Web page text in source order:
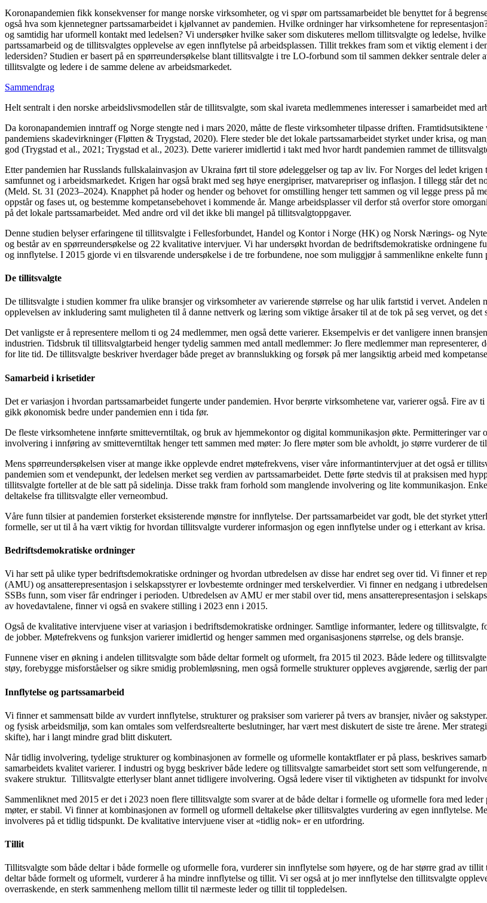
Koronapandemien fikk konsekvenser for mange norske virksomheter, og vi spør om partssamarbeidet ble benyttet for å
også hva som kjennetegner partssamarbeidet i kjølvannet av pandemien. Hvilke ordninger har virksomhetene for
og samtidig har uformell kontakt med ledelsen? Vi undersøker hvilke saker som diskuteres mellom tillitsvalgte og ledelse,
partssamarbeid og de tillitsvalgtes opplevelse av egen innflytelse på arbeidsplassen. Tillit trekkes fram som et viktig element i
ledersiden? Studien er basert på en spørreundersøkelse blant tillitsvalgte i tre LO-forbund som til sammen dekker sentrale
tillitsvalgte og ledere i de samme delene av arbeidsmarkedet.
Sammendrag
Helt sentralt i den norske arbeidslivsmodellen står de tillitsvalgte, som skal ivareta medlemmenes interesser i samarbeidet med
Da koronapandemien inntraff og Norge stengte ned i mars 2020, måtte de fleste virksomheter tilpasse driften.
pandemiens skadevirkninger (Fløtten & Trygstad, 2020). Flere steder ble det lokale partssamarbeidet styrket under krisa, og
god (Trygstad et al., 2021; Trygstad et al., 2023). Dette varierer imidlertid i takt med hvor hardt pandemien rammet de
Etter pandemien har Russlands fullskalainvasjon av Ukraina ført til store ødeleggelser og tap av liv. For Norges del ledet
samfunnet og i arbeidsmarkedet. Krigen har også brakt med seg høye energipriser, matvarepriser og inflasjon. I tillegg står
(Meld. St. 31 (2023–2024). Knapphet på hoder og hender og behovet for omstilling henger tett sammen og vil legge press på
oppstår og fases ut, og bestemme kompetansebehovet i kommende år. Mange arbeidsplasser vil derfor stå overfor store
på det lokale partssamarbeidet. Med andre ord vil det ikke bli mangel på tillitsvalgtoppgaver.
Denne studien belyser erfaringene til tillitsvalgte i Fellesforbundet, Handel og Kontor i Norge (HK) og Norsk Nærings- og
og består av en spørreundersøkelse og 22 kvalitative intervjuer. Vi har undersøkt hvordan de bedriftsdemokratiske
og innflytelse. I 2015 gjorde vi en tilsvarende undersøkelse i de tre forbundene, noe som muliggjør å sammenlikne enkelte funn
De tillitsvalgte
De tillitsvalgte i studien kommer fra ulike bransjer og virksomheter av varierende størrelse og har ulik fartstid i vervet.
opplevelsen av inkludering samt muligheten til å danne nettverk og læring som viktige årsaker til at de tok på seg vervet, og
Det vanligste er å representere mellom ti og 24 medlemmer, men også dette varierer. Eksempelvis er det vanligere innen
industrien. Tidsbruk til tillitsvalgtarbeid henger tydelig sammen med antall medlemmer: Jo flere medlemmer man
for lite tid. De tillitsvalgte beskriver hverdager både preget av brannslukking og forsøk på mer langsiktig arbeid med
Samarbeid i krisetider
Det er variasjon i hvordan partssamarbeidet fungerte under pandemien. Hvor berørte virksomhetene var, varierer også. Fire
gikk økonomisk bedre under pandemien enn i tida før.
De fleste virksomhetene innførte smitteverntiltak, og bruk av hjemmekontor og digital kommunikasjon økte. Permitteringer
involvering i innføring av smitteverntiltak henger tett sammen med møter: Jo flere møter som ble avholdt, jo større vurderer
Mens spørreundersøkelsen viser at mange ikke opplevde endret møtefrekvens, viser våre informantintervjuer at det også er
pandemien som et vendepunkt, der ledelsen merket seg verdien av partssamarbeidet. Dette førte stedvis til at praksisen med
tillitsvalgte forteller at de ble satt på sidelinja. Disse trakk fram forhold som manglende involvering og lite kommunikasjon.
deltakelse fra tillitsvalgte eller verneombud.
Våre funn tilsier at pandemien forsterket eksisterende mønstre for innflytelse. Der partssamarbeidet var godt, ble det styrket
formelle, ser ut til å ha vært viktig for hvordan tillitsvalgte vurderer informasjon og egen innflytelse under og i etterkant av krisa.
Bedriftsdemokratiske ordninger
Vi har sett på ulike typer bedriftsdemokratiske ordninger og hvordan utbredelsen av disse har endret seg over tid. Vi finner et
(AMU) og ansatterepresentasjon i selskapsstyrer er lovbestemte ordninger med terskelverdier. Vi finner en nedgang i
SSBs funn, som viser får endringer i perioden. Utbredelsen av AMU er mer stabil over tid, mens ansatterepresentasjon i
av hovedavtalene, finner vi også en svakere stilling i 2023 enn i 2015.
Også de kvalitative intervjuene viser at variasjon i bedriftsdemokratiske ordninger. Samtlige informanter, ledere og tillitsvalgte,
de jobber. Møtefrekvens og funksjon varierer imidlertid og henger sammen med organisasjonens størrelse, og dels bransje.
Funnene viser en økning i andelen tillitsvalgte som både deltar formelt og uformelt, fra 2015 til 2023. Både ledere og
støy, forebygge misforståelser og sikre smidig problemløsning, men også formelle strukturer oppleves avgjørende, særlig der
Innflytelse og partssamarbeid
Vi finner et sammensatt bilde av vurdert innflytelse, strukturer og praksiser som varierer på tvers av bransjer, nivåer og
og fysisk arbeidsmiljø, som kan omtales som velferdsrealterte beslutninger, har vært mest diskutert de siste tre årene. Mer
skifte), har i langt mindre grad blitt diskutert.
Når tidlig involvering, tydelige strukturer og kombinasjonen av formelle og uformelle kontaktflater er på plass, beskrives
samarbeidets kvalitet varierer. I industri og bygg beskriver både ledere og tillitsvalgte samarbeidet stort sett som velfungerende,
svakere struktur. Tillitsvalgte etterlyser blant annet tidligere involvering. Også ledere viser til viktigheten av tidspunkt for
Sammenliknet med 2015 er det i 2023 noen flere tillitsvalgte som svarer at de både deltar i formelle og uformelle fora med
møter, er stabil. Vi finner at kombinasjonen av formell og uformell deltakelse øker tillitsvalgtes vurdering av egen innflytelse.
involveres på et tidlig tidspunkt. De kvalitative intervjuene viser at «tidlig nok» er en utfordring.
Tillit
Tillitsvalgte som både deltar i både formelle og uformelle fora, vurderer sin innflytelse som høyere, og de har større grad av
deltar både formelt og uformelt, vurderer å ha mindre innflytelse og tillit. Vi ser også at jo mer innflytelse den tillitsvalgte
overraskende, en sterk sammenheng mellom tillit til nærmeste leder og tillit til toppledelsen.